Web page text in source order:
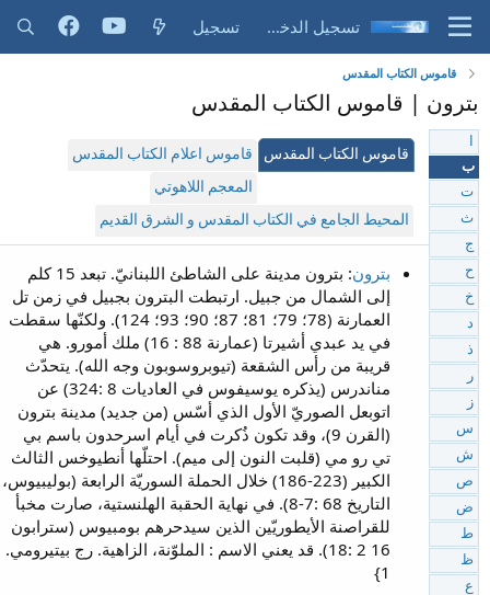
تسجيل الدخول تسجيل
قاموس الكتاب المقدس
بترون | قاموس الكتاب المقدس
قاموس الكتاب المقدس
قاموس اعلام الكتاب المقدس
المعجم اللاهوتي
المحيط الجامع في الكتاب المقدس و الشرق القديم
بترون
: بترون مدينة على الشاطئ اللبنانيّ. تبعد 15 كلم
إلى الشمال من جبيل. ارتبطت البترون بجبيل في زمن تل
العمارنة (78؛ 79؛ 81؛ 87؛ 90؛ 93؛ 124). ولكنّها سقطت
في يد عبدي أشيرتا (عمارنة 88 : 16) ملك أمورو. هي
قريبة من رأس الشقعة (تيوبروسوبون وجه الله). يتحدّث
مناندرس (يذكره يوسيفوس في العاديات 8 :324) عن
اتوبعل الصوريّ الأول الذي أسّس (من جديد) مدينة بترون
(القرن 9)، وقد تكون ذُكرت في أيام اسرحدون باسم بي
تي رو مي (قلبت النون إلى ميم). احتلّها أنطيوخس الثالث
الكبير (223-186) خلال الحملة السوريّة الرابعة (بوليبيوس،
التاريخ 68 :7-8). في نهاية الحقبة الهلنستية، صارت مخبأ
للقراصنة الأيطوريّين الذين سيدحرهم بومبيوس (سترابون
16 2 :18). قد يعني الاسم : الملوّنة، الزاهية. رج بيتيرومي.
1}
ب
ت
ث
ج
ح
خ
د
ذ
ر
ز
س
ش
ص
ض
ط
ظ
ع